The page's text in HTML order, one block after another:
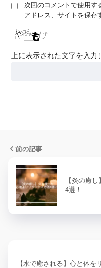
次回のコメントで使用す
アドレス、サイトを保存
上に表示された文字を入力
前の記事
【炎の癒
4選！
【水で癒される】心と体を